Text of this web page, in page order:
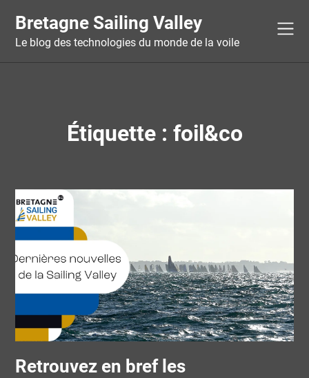
content
Bretagne Sailing Valley
Le blog des technologies du monde de la voile
Étiquette : foil&co
Retrouvez en bref les